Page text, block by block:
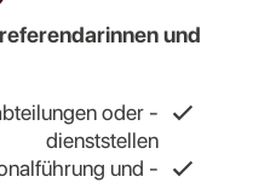
und
oder -
dienststellen
und -